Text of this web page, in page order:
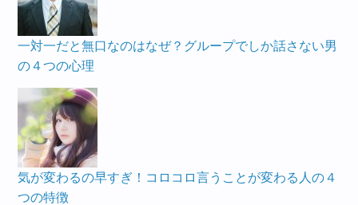
一対一だと無口なのはなぜ？グループでしか話さない男
の４つの心理
気が変わるの早すぎ！コロコロ言うことが変わる人の４
つの特徴